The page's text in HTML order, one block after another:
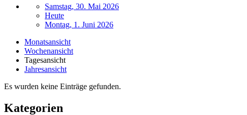
Samstag, 30. Mai 2026
Heute
Montag, 1. Juni 2026
Monatsansicht
Wochenansicht
Tagesansicht
Jahresansicht
Es wurden keine Einträge gefunden.
Kategorien